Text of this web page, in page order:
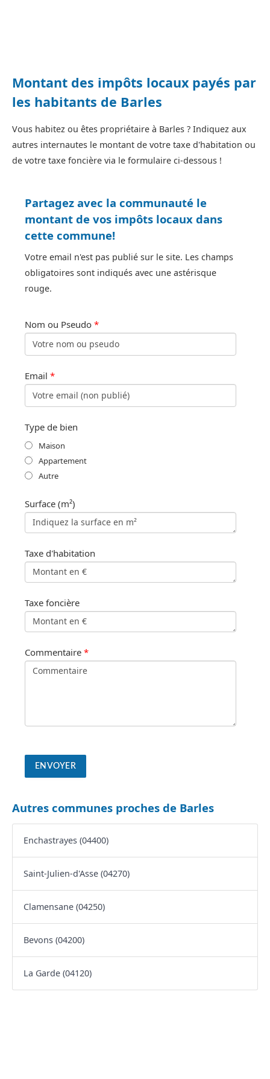
Montant des impôts locaux payés par
les habitants de Barles
Vous habitez ou êtes propriétaire à Barles ? Indiquez aux
autres internautes le montant de votre taxe d'habitation ou
de votre taxe foncière via le formulaire ci-dessous !
Partagez avec la communauté le
montant de vos impôts locaux dans
cette commune!
Votre email n'est pas publié sur le site. Les champs
obligatoires sont indiqués avec une astérisque
rouge.
Nom ou Pseudo *
Email *
Type de bien
Maison
Appartement
Autre
Surface (m²)
Taxe d'habitation
Taxe foncière
Commentaire *
Autres communes proches de Barles
Enchastrayes (04400)
Saint-Julien-d'Asse (04270)
Clamensane (04250)
Bevons (04200)
La Garde (04120)